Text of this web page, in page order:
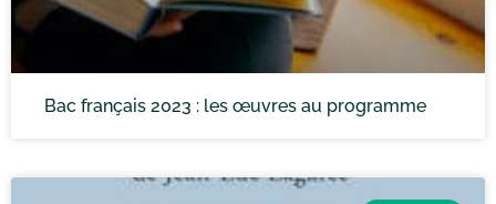
Bac français 2023 : les œuvres au programme